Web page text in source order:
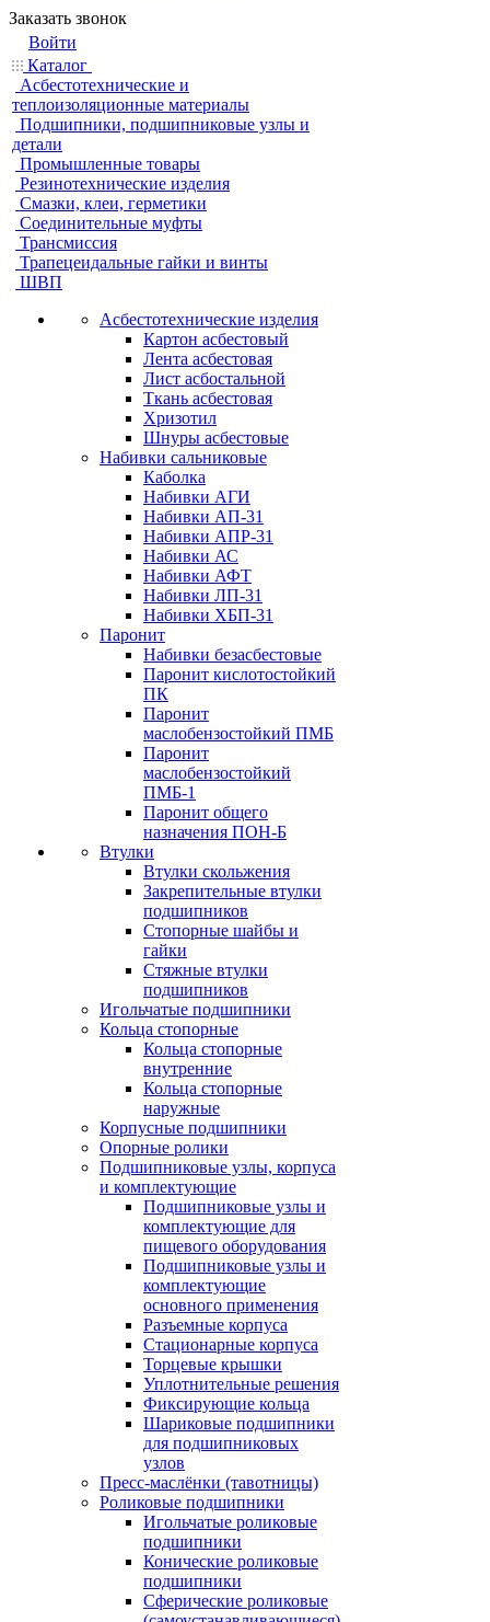
Заказать звонок
Войти
Каталог
Асбестотехнические и
теплоизоляционные материалы
Подшипники, подшипниковые узлы и
детали
Промышленные товары
Резинотехнические изделия
Смазки, клеи, герметики
Соединительные муфты
Трансмиссия
Трапецеидальные гайки и винты
ШВП
Асбестотехнические изделия
Картон асбестовый
Лента асбестовая
Лист асбостальной
Ткань асбестовая
Хризотил
Шнуры асбестовые
Набивки сальниковые
Каболка
Набивки АГИ
Набивки АП-31
Набивки АПР-31
Набивки АС
Набивки АФТ
Набивки ЛП-31
Набивки ХБП-31
Паронит
Набивки безасбестовые
Паронит кислотостойкий
ПК
Паронит
маслобензостойкий ПМБ
Паронит
маслобензостойкий
ПМБ-1
Паронит общего
назначения ПОН-Б
Втулки
Втулки скольжения
Закрепительные втулки
подшипников
Стопорные шайбы и
гайки
Стяжные втулки
подшипников
Игольчатые подшипники
Кольца стопорные
Кольца стопорные
внутренние
Кольца стопорные
наружные
Корпусные подшипники
Опорные ролики
Подшипниковые узлы, корпуса
и комплектующие
Подшипниковые узлы и
комплектующие для
пищевого оборудования
Подшипниковые узлы и
комплектующие
основного применения
Разъемные корпуса
Стационарные корпуса
Торцевые крышки
Уплотнительные решения
Фиксирующие кольца
Шариковые подшипники
для подшипниковых
узлов
Пресс-маслёнки (тавотницы)
Роликовые подшипники
Игольчатые роликовые
подшипники
Конические роликовые
подшипники
Сферические роликовые